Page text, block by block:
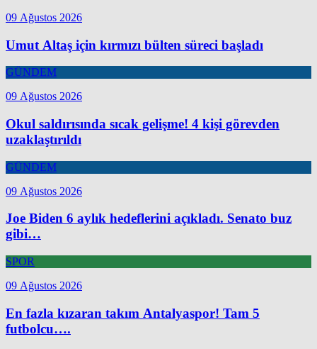
09 Ağustos 2026
Umut Altaş için kırmızı bülten süreci başladı
GÜNDEM
09 Ağustos 2026
Okul saldırısında sıcak gelişme! 4 kişi görevden
uzaklaştırıldı
GÜNDEM
09 Ağustos 2026
Joe Biden 6 aylık hedeflerini açıkladı. Senato buz
gibi…
SPOR
09 Ağustos 2026
En fazla kızaran takım Antalyaspor! Tam 5
futbolcu….